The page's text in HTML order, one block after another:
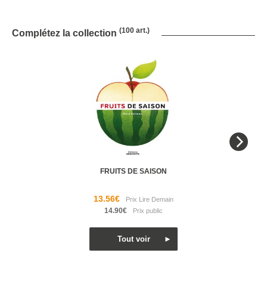
Complétez la collection (100 art.)
FRUITS DE SAISON
13.56€
14.90€